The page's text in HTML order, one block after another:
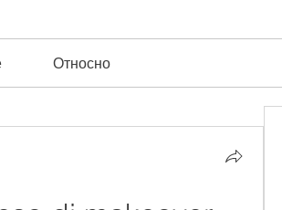
Относно